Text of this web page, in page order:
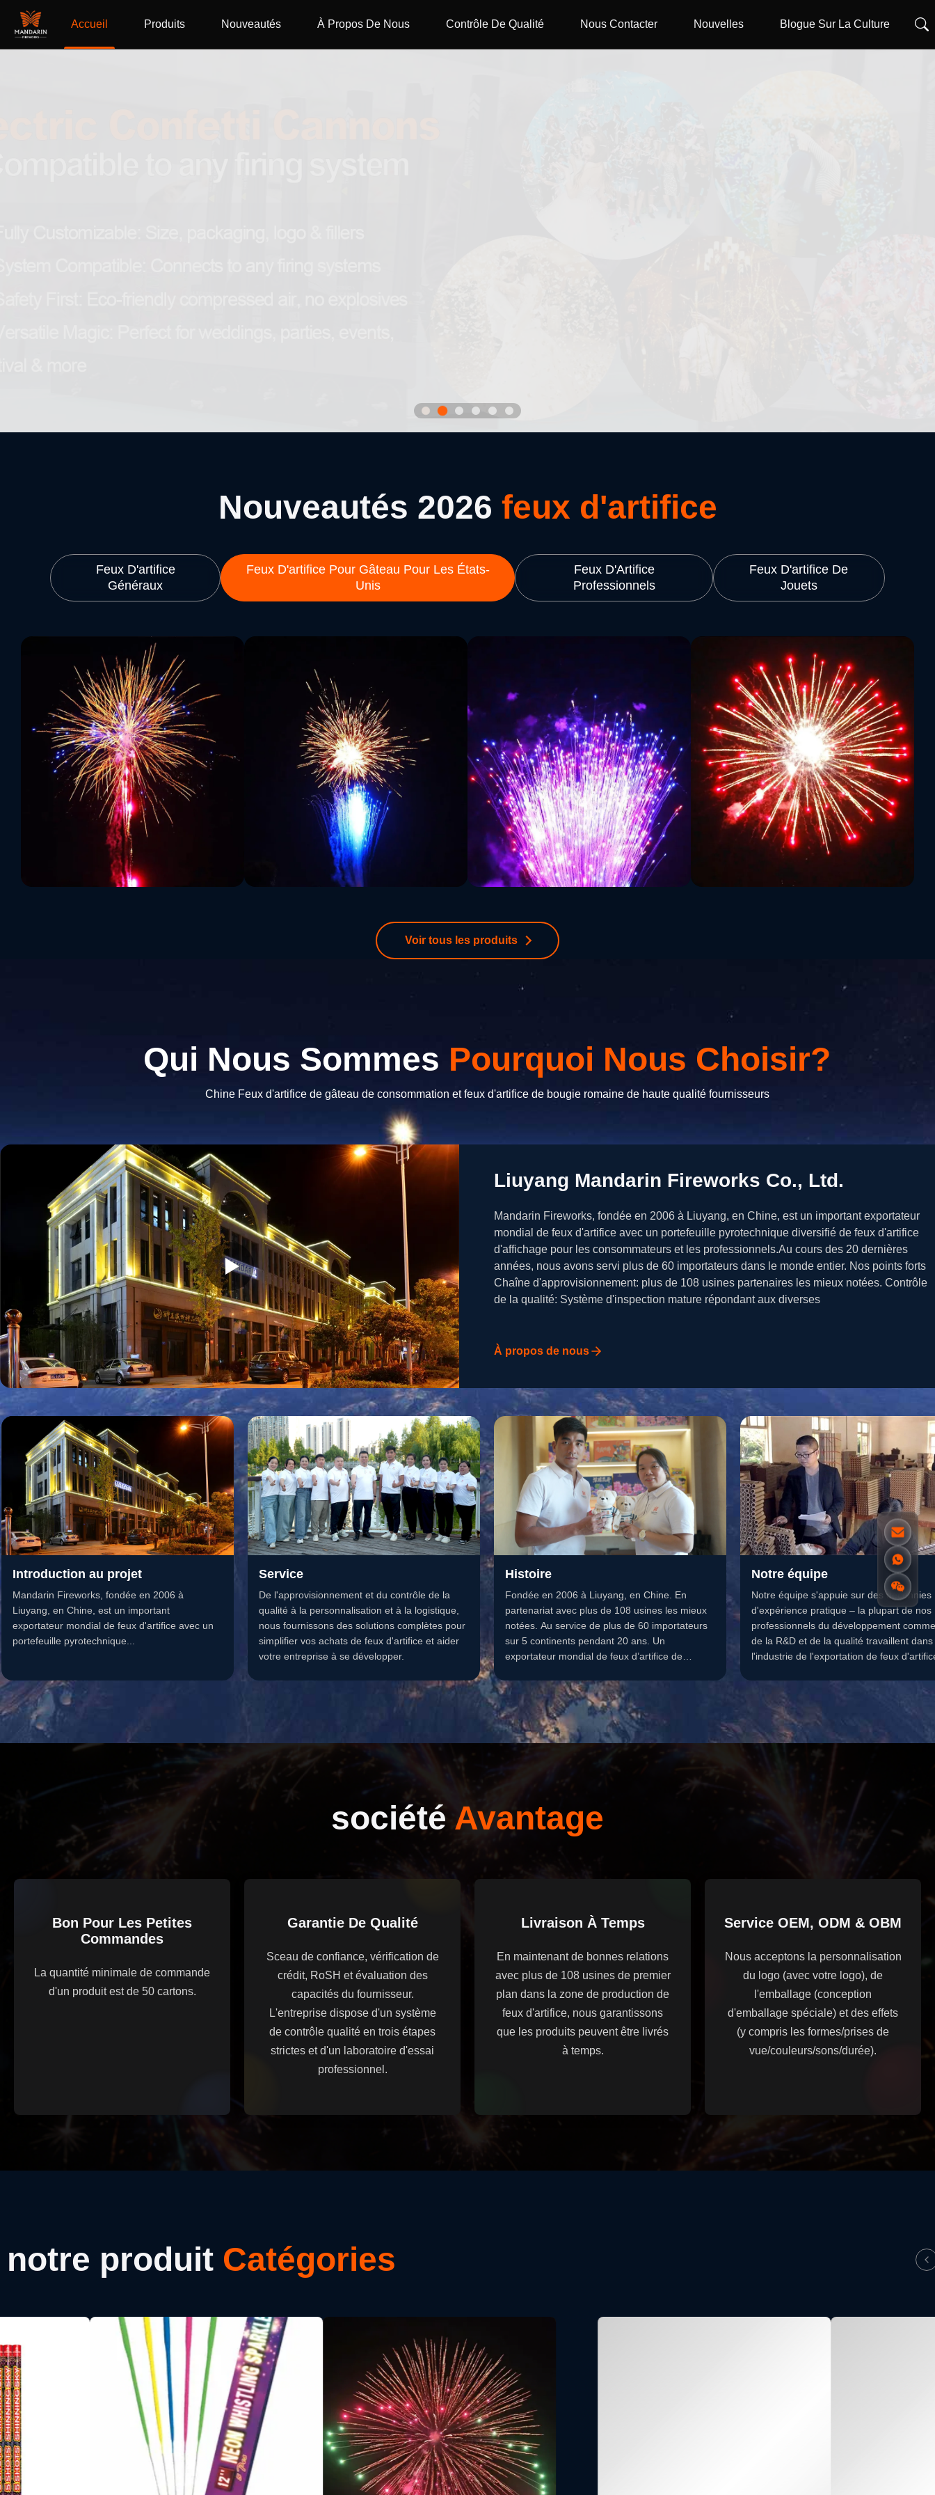
Accueil Produits Nouveautés À Propos De Nous Contrôle De Qualité Nous Contacter Nouvelles Blogue Sur La Culture
Nouveautés 2026 feux d'artifice
Feux D'artifice
Généraux
Feux D'artifice Pour Gâteau Pour Les États-
Unis
Feux D'Artifice
Professionnels
Feux D'artifice De
Jouets
Voir tous les produits
Qui Nous Sommes Pourquoi Nous Choisir?
Chine Feux d'artifice de gâteau de consommation et feux d'artifice de bougie romaine de haute qualité fournisseurs
Liuyang Mandarin Fireworks Co., Ltd.
Mandarin Fireworks, fondée en 2006 à Liuyang, en Chine, est un important exportateur
mondial de feux d'artifice avec un portefeuille pyrotechnique diversifié de feux d'artifice
d'affichage pour les consommateurs et les professionnels.Au cours des 20 dernières
années, nous avons servi plus de 60 importateurs dans le monde entier. Nos points forts
Chaîne d'approvisionnement: plus de 108 usines partenaires les mieux notées. Contrôle
de la qualité: Système d'inspection mature répondant aux diverses
À propos de nous
Introduction au projet
Mandarin Fireworks, fondée en 2006 à
Liuyang, en Chine, est un important
exportateur mondial de feux d'artifice avec un
portefeuille pyrotechnique...
Service
De l'approvisionnement et du contrôle de la
qualité à la personnalisation et à la logistique,
nous fournissons des solutions complètes pour
simplifier vos achats de feux d'artifice et aider
votre entreprise à se développer.
Histoire
Fondée en 2006 à Liuyang, en Chine. En
partenariat avec plus de 108 usines les mieux
notées. Au service de plus de 60 importateurs
sur 5 continents pendant 20 ans. Un
exportateur mondial de feux d’artifice de
Notre équipe
Notre équipe s'appuie sur des décennies
d'expérience pratique – la plupart de nos
professionnels du développement
de la R&D et de la qualité travaillent dans
l'industrie de l'exportation de feux
Module E. Depuis 2016, nous sommes un
fournisseur de confiance sur le marché
canadien strict, témoignage de notre
société Avantage
Bon Pour Les Petites
Commandes
La quantité minimale de commande
d'un produit est de 50 cartons.
Garantie De Qualité
Sceau de confiance, vérification de
crédit, RoSH et évaluation des
capacités du fournisseur.
L'entreprise dispose d'un système
de contrôle qualité en trois étapes
strictes et d'un laboratoire d'essai
professionnel.
Livraison À Temps
En maintenant de bonnes relations
avec plus de 108 usines de premier
plan dans la zone de production de
feux d'artifice, nous garantissons
que les produits peuvent être livrés
à temps.
Service OEM, ODM & OBM
Nous acceptons la personnalisation
du logo (avec votre logo), de
l'emballage (conception
d'emballage spéciale) et des effets
(y compris les formes/prises de
vue/couleurs/sons/durée).
notre produit Catégories